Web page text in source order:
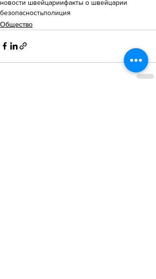
новости швейцариифакты о швейцарии
безопасностьполиция
Общество